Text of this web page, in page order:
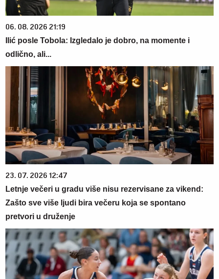
06. 08. 2026 21:19
Ilić posle Tobola: Izgledalo je dobro, na momente i
odlično, ali...
23. 07. 2026 12:47
Letnje večeri u gradu više nisu rezervisane za vikend:
Zašto sve više ljudi bira večeru koja se spontano
pretvori u druženje